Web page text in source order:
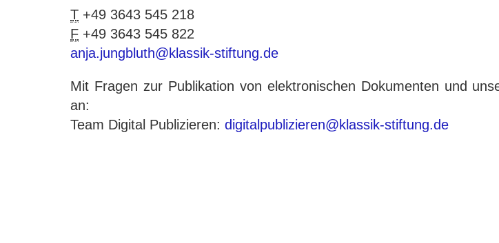
T +49 3643 545 218
F +49 3643 545 822
anja.jungbluth@klassik-stiftung.de
Mit Fragen zur Publikation von elektronischen Dokumenten und
an:
Team Digital Publizieren: digitalpublizieren@klassik-stiftung.de